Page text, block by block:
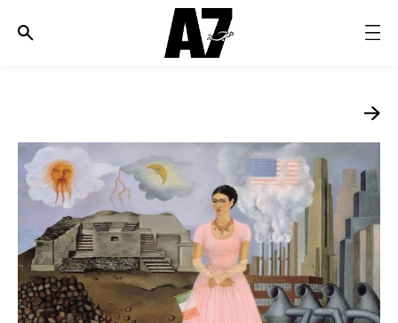
موضة وجمال
ثقافة
ديسكوفري
مجوهرات وساعات
مستقبل
EDITORIALS
WHO/HOW